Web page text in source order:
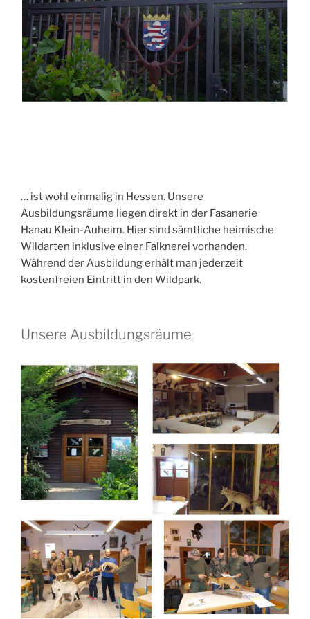
… ist wohl einmalig in Hessen. Unsere
Ausbildungsräume liegen direkt in der Fasanerie
Hanau Klein-Auheim. Hier sind sämtliche heimische
Wildarten inklusive einer Falknerei vorhanden.
Während der Ausbildung erhält man jederzeit
kostenfreien Eintritt in den Wildpark.
Unsere Ausbildungsräume